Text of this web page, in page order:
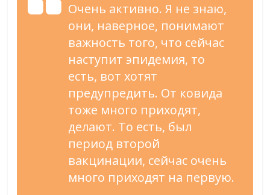
Очень активно. Я не знаю,
они, наверное, понимают
важность того, что сейчас
наступит эпидемия, то
есть, вот хотят
предупредить. От ковида
тоже много приходят,
делают. То есть, был
период второй
вакцинации, сейчас очень
много приходят на первую.